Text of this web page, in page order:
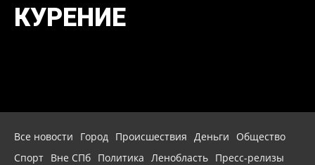
КУРЕНИЕ
Все новости Город Происшествия Деньги
Общество
Спорт Вне СПб Политика Ленобласть Пресс-релизы